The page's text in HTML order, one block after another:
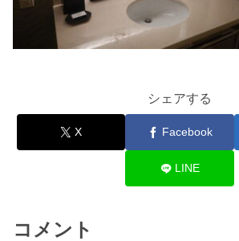
シェアする
X Facebook
LINE
コメント